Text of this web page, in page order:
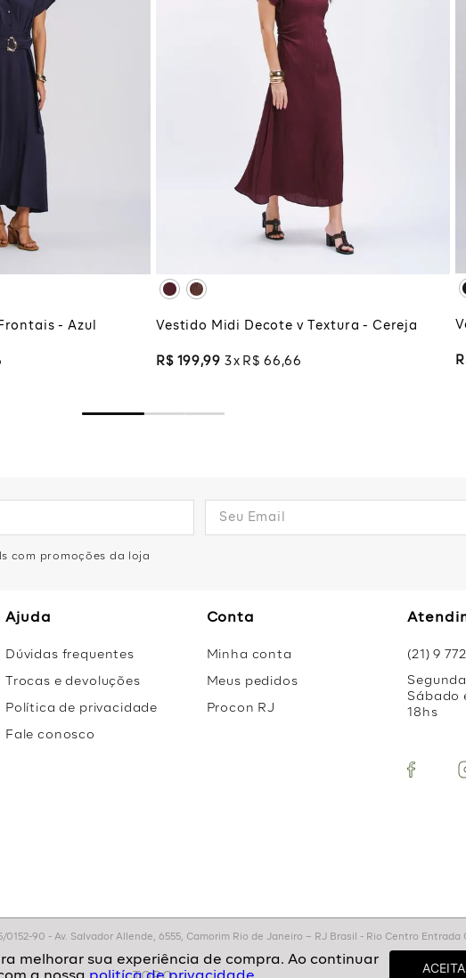
G
À SACOLA
- Azul
G
P
XGG
ADICIONAR À SACOLA
Vestido Midi Decote v Textura - Cereja
R$ 199,99 3 R$ 66 ,66
com promoções da loja
Ajuda
Dúvidas frequentes
Trocas e devoluções
Política de privacidade
Fale conosco
Conta
Minha conta
Meus pedidos
Procon RJ
(21) 9
Sábado
18hs
90 - Av. Salvador Allende, 6555, Camorim Rio de Janeiro – RJ Brasil - Rio Centro Entrada